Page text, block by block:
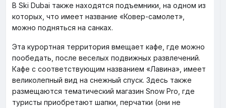
В Ski Dubai также находятся подъемники, на одном из
которых, что имеет название «Ковер-самолет»,
можно подняться на санках.
Эта курортная территория вмещает кафе, где можно
пообедать, после веселых подвижных развлечений.
Кафе с соответствующим названием «Лавина», имеет
великолепный вид на снежный спуск. Здесь также
размещаются тематический магазин Snow Pro, где
туристы приобретают шапки, перчатки (они не